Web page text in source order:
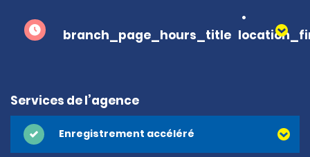
branch_page_hours_title
Services de l’agence
Enregistrement accéléré